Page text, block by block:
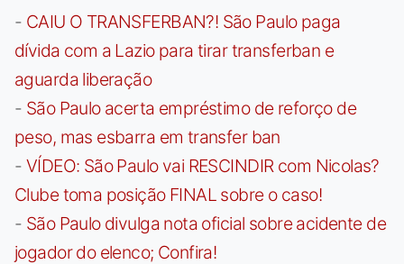
- CAIU O TRANSFERBAN?! São Paulo paga
dívida com a Lazio para tirar transferban e
aguarda liberação
- São Paulo acerta empréstimo de reforço de
peso, mas esbarra em transfer ban
- VÍDEO: São Paulo vai RESCINDIR com Nicolas?
Clube toma posição FINAL sobre o caso!
- São Paulo divulga nota oficial sobre acidente de
jogador do elenco; Confira!